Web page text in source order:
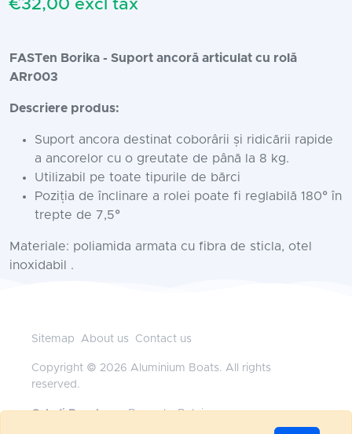
€32,00 excl tax
FASTen Borika - Suport ancoră articulat cu rolă
ARr003
Descriere produs:
Suport ancora destinat coborârii și ridicării rapide
a ancorelor cu o greutate de până la 8 kg.
Utilizabil pe toate tipurile de bărci
Poziția de înclinare a rolei poate fi reglabilă 180° în
trepte de 7,5°
Materiale: poliamida armata cu fibra de sticla, otel
inoxidabil .
Sitemap About us Contact us
Copyright © 2026 Aluminium Boats. All rights
reserved.
Geladi Benelux— Brussels, Belgium
office@aluminium-boats.be